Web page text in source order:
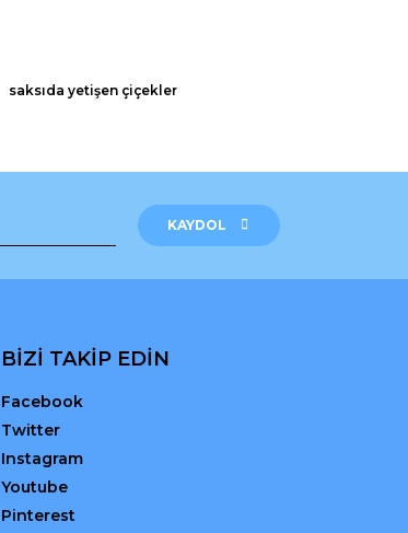
saksıda yetişen çiçekler
KAYDOL
BİZİ TAKİP EDİN
Facebook
Twitter
Instagram
Youtube
Pinterest